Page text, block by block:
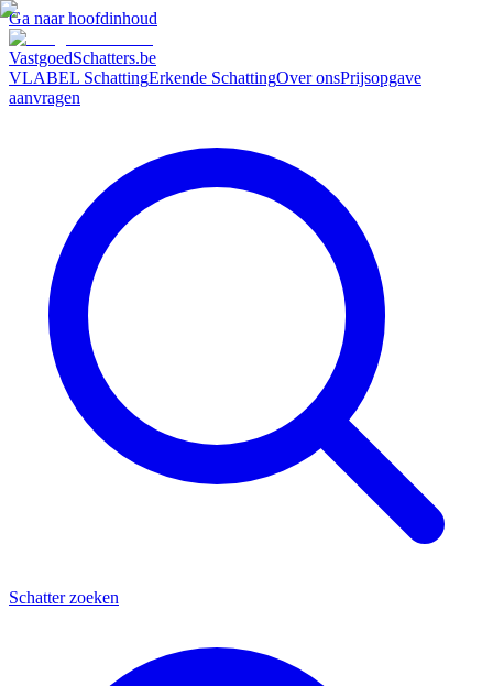
Ga naar hoofdinhoud
VastgoedSchatters.be
VLABEL SchattingErkende SchattingOver onsPrijsopgave
aanvragen
Schatter zoeken